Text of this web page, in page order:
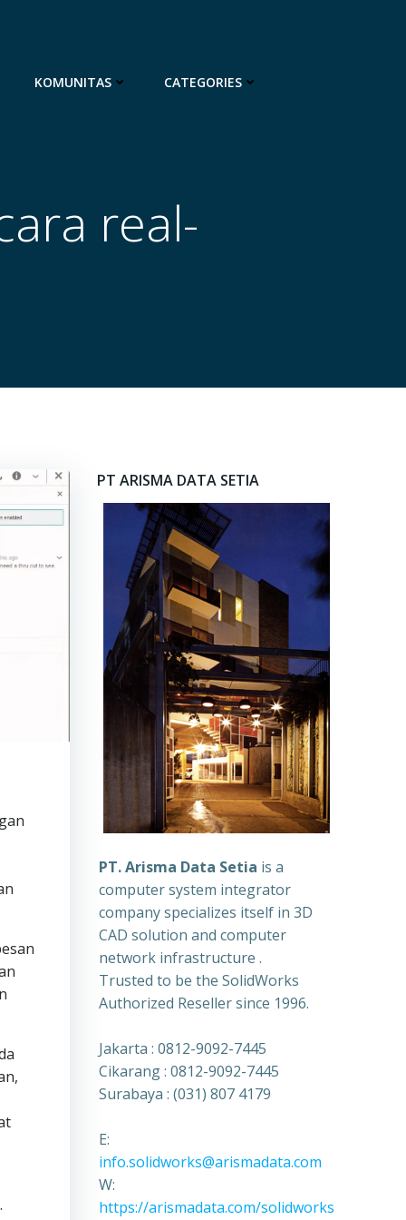
KOMUNITAS CATEGORIES
real-
PT ARISMA DATA SETIA
PT. Arisma Data Setia is a
computer system integrator
company specializes itself in 3D
CAD solution and computer
network infrastructure .
Trusted to be the SolidWorks
Authorized Reseller since 1996.
Jakarta : 0812-9092-7445
Cikarang : 0812-9092-7445
Surabaya : (031) 807 4179
E:
info.solidworks@arismadata.com
W:
https://arismadata.com/solidworks